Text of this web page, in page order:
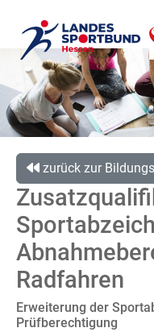
zurück zur
Radfahren
Erweiterung der
Prüfberechtigung